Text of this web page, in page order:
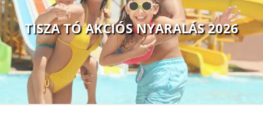
TISZA TÓ AKCIÓS NYARALÁS 2026